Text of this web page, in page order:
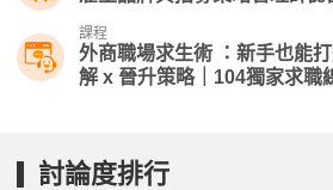
課程
外商職場求生術 ：新手也能
解 x 晉升策略｜104獨家求職
討論度排行